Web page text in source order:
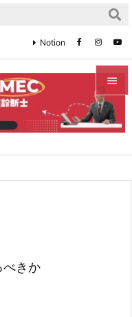


メニュ

Notion
べきか